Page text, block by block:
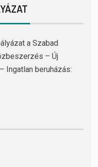
a Szabad
– Új
Ingatlan beruházás: